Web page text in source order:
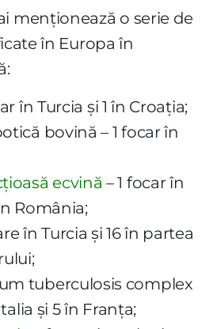
menționează o serie de
în Europa în
în Turcia și 1 în Croația;
bovină – 1 focar în
ecvină – 1 focar în
România;
în Turcia și 16 în partea
tuberculosis complex
și 5 în Franța;